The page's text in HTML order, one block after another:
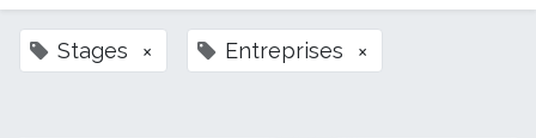
Stages × Entreprises ×